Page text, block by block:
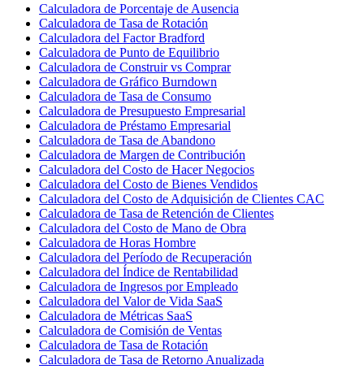
Calculadora de Porcentaje de Ausencia
Calculadora de Tasa de Rotación
Calculadora del Factor Bradford
Calculadora de Punto de Equilibrio
Calculadora de Construir vs Comprar
Calculadora de Gráfico Burndown
Calculadora de Tasa de Consumo
Calculadora de Presupuesto Empresarial
Calculadora de Préstamo Empresarial
Calculadora de Tasa de Abandono
Calculadora de Margen de Contribución
Calculadora del Costo de Hacer Negocios
Calculadora del Costo de Bienes Vendidos
Calculadora del Costo de Adquisición de Clientes CAC
Calculadora de Tasa de Retención de Clientes
Calculadora del Costo de Mano de Obra
Calculadora de Horas Hombre
Calculadora del Período de Recuperación
Calculadora del Índice de Rentabilidad
Calculadora de Ingresos por Empleado
Calculadora del Valor de Vida SaaS
Calculadora de Métricas SaaS
Calculadora de Comisión de Ventas
Calculadora de Tasa de Rotación
Calculadora de Tasa de Retorno Anualizada